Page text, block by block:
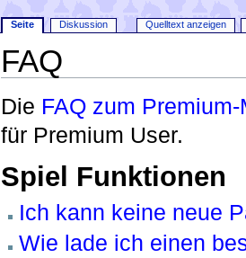
FAQ
Die FAQ zum
für Premium User.
Spiel Funktionen
Ich kann keine neue
Wie lade ich einen
Seite Diskussion Quelltext anzeigen